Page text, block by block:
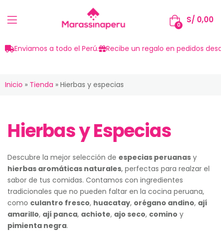
0
S/ 0,00
Enviamos a todo el Perú. Recibe un regalo en pedidos
Inicio » Tienda » Hierbas y especias
Hierbas y Especias
Descubre la mejor selección de especias peruanas y
hierbas aromáticas naturales, perfectas para realzar el
sabor de tus comidas. Contamos con ingredientes
tradicionales que no pueden faltar en la cocina peruana,
como culantro fresco, huacatay, orégano andino, ají
amarillo, ají panca, achiote, ajo seco, comino y
pimienta negra.